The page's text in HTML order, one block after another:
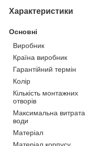
Характеристики
Основні
Виробник
Країна виробник
Гарантійний термін
Колір
Кількість монтажних
отворів
Максимальна витрата
води
Матеріал
Матеріал корпусу